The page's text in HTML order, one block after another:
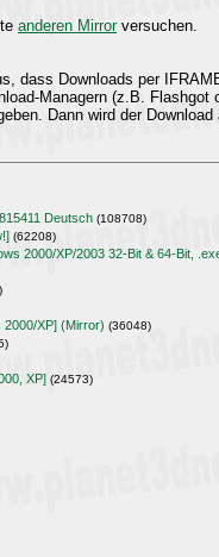
anderen Mirrorversuchen.
dass Downloads per
Managern (z.B.
Dann wird der
Deutsch (108708)
(62208)
2000/XP/2003 32-Bit & 64-Bit,
2000/XP] (Mirror) (36048)
XP] (24573)